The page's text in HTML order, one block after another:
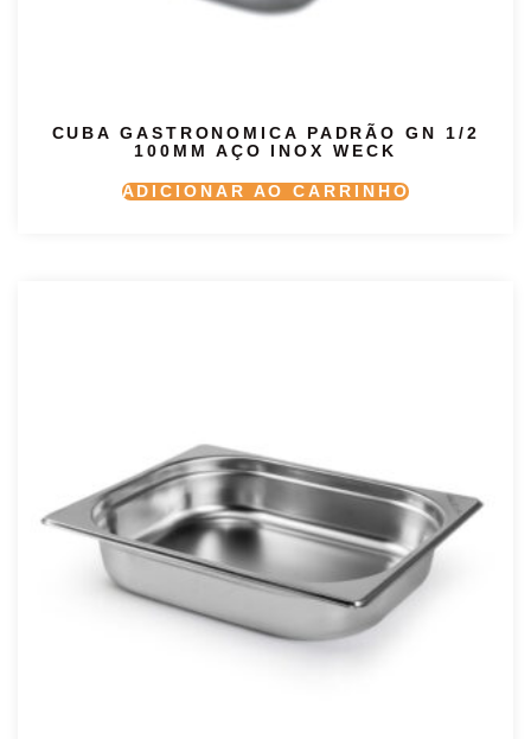
CUBA GASTRONOMICA PADRÃO GN 1/2
100MM AÇO INOX WECK
ADICIONAR AO CARRINHO